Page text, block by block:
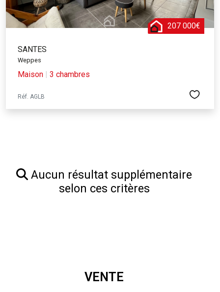
207 000€
SANTES
Weppes
Maison | 3 chambres
Réf. AGLB
Aucun résultat supplémentaire
selon ces critères
VENTE